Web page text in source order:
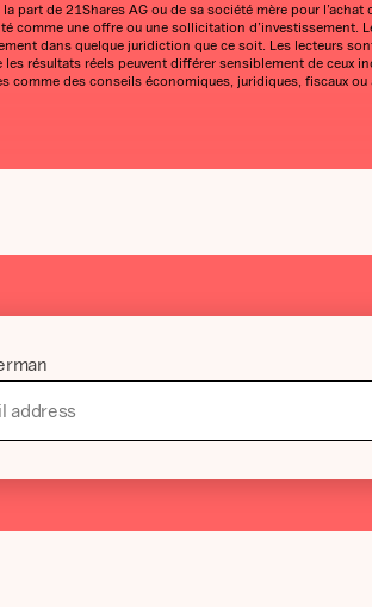
de 21Shares AG ou de sa société mère pour
comme une offre ou une sollicitation d’investissement.
dans quelque juridiction que ce soit. Les lecteurs
résultats réels peuvent différer sensiblement de ceux
des conseils économiques, juridiques, fiscaux